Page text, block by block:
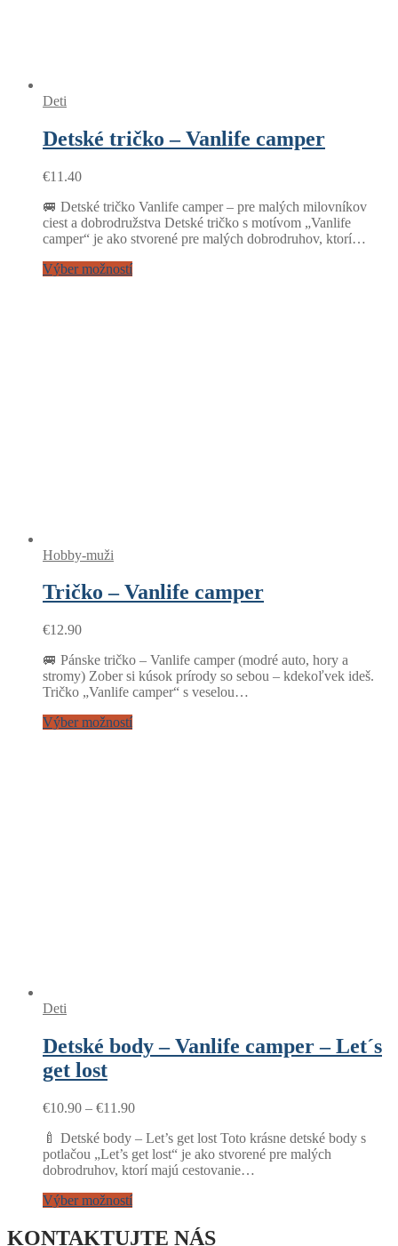
Deti
Detské tričko – Vanlife camper
€11.40
🚐 Detské tričko Vanlife camper – pre malých milovníkov
ciest a dobrodružstva Detské tričko s motívom „Vanlife
camper“ je ako stvorené pre malých dobrodruhov, ktorí…
Výber možností
Hobby-muži
Tričko – Vanlife camper
€12.90
🚐 Pánske tričko – Vanlife camper (modré auto, hory a
stromy) Zober si kúsok prírody so sebou – kdekoľvek ideš.
Tričko „Vanlife camper“ s veselou…
Výber možností
Deti
Detské body – Vanlife camper – Let´s
get lost
€10.90 – €11.90Price
€10.90
through
€11.90
🍼 Detské body – Let’s get lost Toto krásne detské body s
potlačou „Let’s get lost“ je ako stvorené pre malých
dobrodruhov, ktorí majú cestovanie…
Výber možností
KONTAKTUJTE NÁS